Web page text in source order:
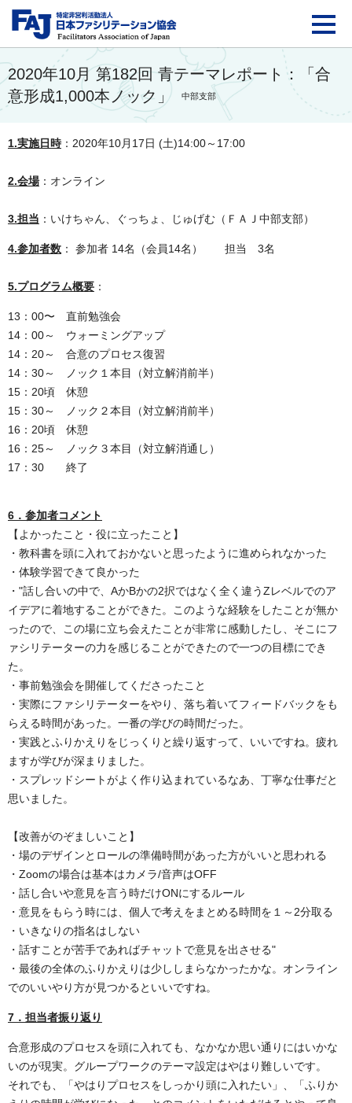
FAJ：特定非営利活動
2020年10月 第182回 青テーマレポート：「合
意形成1,000本ノック」
中部支部
1.実施日時： 2020年10月17日 (土)14:00～17:00
2.会場：オンライン
3.担当 ： いけちゃん、ぐっちょ、じゅげむ （ＦＡＪ中部支部）
4.参加者数 ： 参加者 14名（会員14名） 担当 3名
5.プログラム概要 ：
13：00〜 直前勉強会
14：00～ ウォーミングアップ
14：20～ 合意のプロセス復習
14：30～ ノック１本目（対立解消前半）
15：20頃 休憩
15：30～ ノック２本目（対立解消前半）
16：20頃 休憩
16：25～ ノック３本目（対立解消通し）
17：30 終了
6．参加者コメント
【よかったこと・役に立ったこと】
・教科書を頭に入れておかないと思ったように進められなかった
・体験学習できて良かった
・"話し合いの中で、AかBかの2択ではなく全く違うZレベルでのア
イデアに着地することができた。このような経験をしたことが無か
ったので、この場に立ち会えたことが非常に感動したし、そこにフ
ァシリテーターの力を感じることができたので一つの目標にでき
た。
・事前勉強会を開催してくださったこと
・実際にファシリテーターをやり、落ち着いてフィードバックをも
らえる時間があった。一番の学びの時間だった。
・実践とふりかえりをじっくりと繰り返すって、いいですね。疲れ
ますが学びが深まりました。
・スプレッドシートがよく作り込まれているなあ、丁寧な仕事だと
思いました。
【改善がのぞましいこと】
・場のデザインとロールの準備時間があった方がいいと思われる
・Zoomの場合は基本はカメラ/音声はOFF
・話し合いや意見を言う時だけONにするルール
・意見をもらう時には、個人で考えをまとめる時間を１～2分取る
・いきなりの指名はしない
・話すことが苦手であればチャットで意見を出させる"
・最後の全体のふりかえりは少ししまらなかったかな。オンライン
でのいいやり方が見つかるといいですね。
7．担当者振り返り
合意形成のプロセスを頭に入れても、なかなか思い通りにはいかな
いのが現実。グループワークのテーマ設定はやはり難しいです。
それでも、「やはりプロセスをしっかり頭に入れたい」、「ふりか